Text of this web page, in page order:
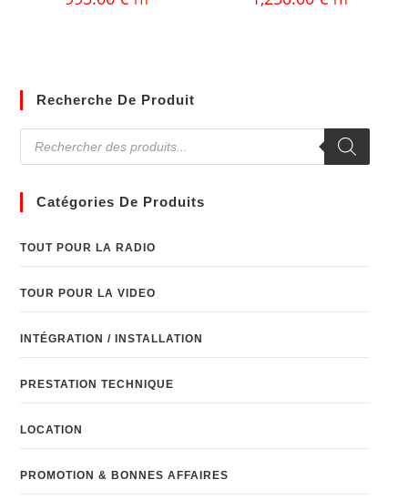
Recherche De Produit
Catégories De Produits
TOUT POUR LA RADIO
TOUR POUR LA VIDEO
INTÉGRATION / INSTALLATION
PRESTATION TECHNIQUE
LOCATION
PROMOTION & BONNES AFFAIRES